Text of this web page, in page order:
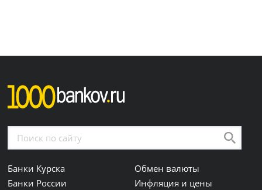
Банки Курска
Банки России
Обмен валюты
Инфляция и цены